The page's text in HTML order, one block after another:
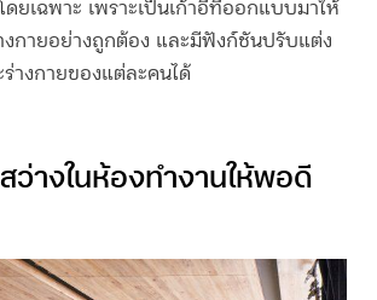
ดยเฉพาะ เพราะเป็นเก้าอี้ที่ออกแบบมาให้
งกายอย่างถูกต้อง และมีฟังก์ชันปรับแต่ง
ร่างกายของแต่ละคนได้
ว่างในห้องทำงานให้พอดี